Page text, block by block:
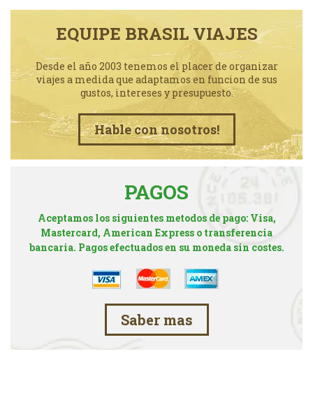
EQUIPE BRASIL VIAJES
Desde el año 2003 tenemos el placer de organizar
viajes a medida que adaptamos en funcion de sus
gustos, intereses y presupuesto.
Hable con nosotros!
PAGOS
Aceptamos los siguientes metodos de pago: Visa,
Mastercard, American Express o transferencia
bancaria. Pagos efectuados en su moneda sin costes.
Saber mas